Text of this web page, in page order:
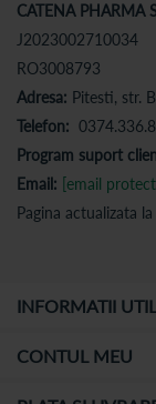
CATENA PHARMA
J2023002710034
RO3008793
Adresa: Pitesti, str.
Telefon:
Program suport
Email: [email
Pagina actualizata
INFORMATII
CONTUL MEU